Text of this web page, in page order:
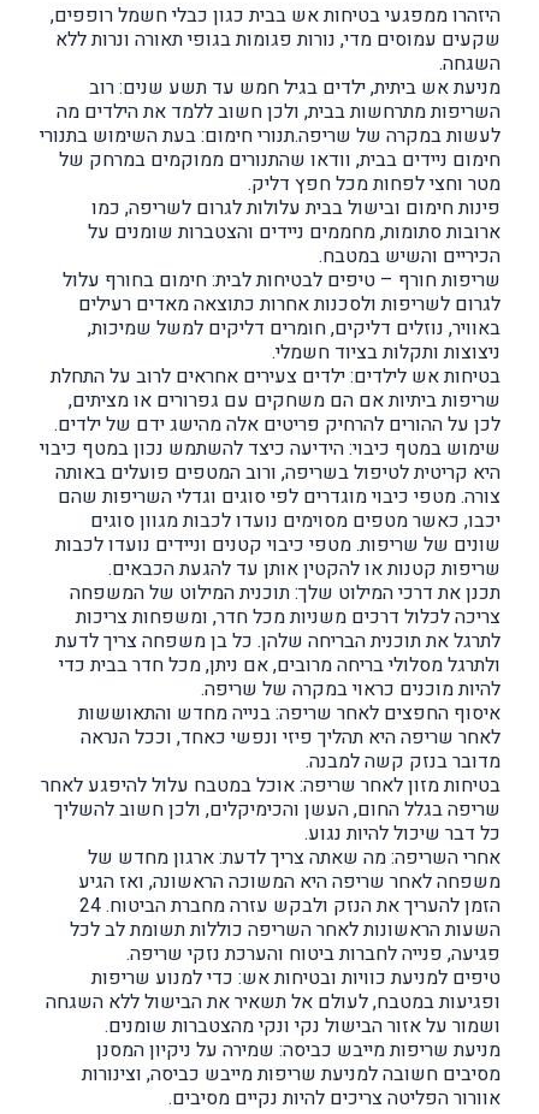
היזהרו ממפגעי בטיחות אש בבית כגון כבלי חשמל רופפים,
שקעים עמוסים מדי, נורות פגומות בגופי תאורה ונרות ללא
השגחה.
מניעת אש ביתית, ילדים בגיל חמש עד תשע שנים: רוב
השריפות מתרחשות בבית, ולכן חשוב ללמד את הילדים מה
לעשות במקרה של שריפה.תנורי חימום: בעת השימוש בתנורי
חימום ניידים בבית, וודאו שהתנורים ממוקמים במרחק של
מטר וחצי לפחות מכל חפץ דליק.
פינות חימום ובישול בבית עלולות לגרום לשריפה, כמו
ארובות סתומות, מחממים ניידים והצטברות שומנים על
הכיריים והשיש במטבח.
שריפות חורף – טיפים לבטיחות לבית: חימום בחורף עלול
לגרום לשריפות ולסכנות אחרות כתוצאה מאדים רעילים
באוויר, נוזלים דליקים, חומרים דליקים למשל שמיכות,
ניצוצות ותקלות בציוד חשמלי.
בטיחות אש לילדים: ילדים צעירים אחראים לרוב על התחלת
שריפות ביתיות אם הם משחקים עם גפרורים או מציתים,
לכן על ההורים להרחיק פריטים אלה מהישג ידם של ילדים.
שימוש במטף כיבוי: הידיעה כיצד להשתמש נכון במטף כיבוי
היא קריטית לטיפול בשריפה, ורוב המטפים פועלים באותה
צורה. מטפי כיבוי מוגדרים לפי סוגים וגדלי השריפות שהם
יכבו, כאשר מטפים מסוימים נועדו לכבות מגוון סוגים
שונים של שריפות. מטפי כיבוי קטנים וניידים נועדו לכבות
שריפות קטנות או להקטין אותן עד להגעת הכבאים.
תכנן את דרכי המילוט שלך: תוכנית המילוט של המשפחה
צריכה לכלול דרכים משניות מכל חדר, ומשפחות צריכות
לתרגל את תוכנית הבריחה שלהן. כל בן משפחה צריך לדעת
ולתרגל מסלולי בריחה מרובים, אם ניתן, מכל חדר בבית כדי
להיות מוכנים כראוי במקרה של שריפה.
איסוף החפצים לאחר שריפה: בנייה מחדש והתאוששות
לאחר שריפה היא תהליך פיזי ונפשי כאחד, וככל הנראה
מדובר בנזק קשה למבנה.
בטיחות מזון לאחר שריפה: אוכל במטבח עלול להיפגע לאחר
שריפה בגלל החום, העשן והכימיקלים, ולכן חשוב להשליך
כל דבר שיכול להיות נגוע.
אחרי השריפה: מה שאתה צריך לדעת: ארגון מחדש של
משפחה לאחר שריפה היא המשוכה הראשונה, ואז הגיע
הזמן להעריך את הנזק ולבקש עזרה מחברת הביטוח. 24
השעות הראשונות לאחר השריפה כוללות תשומת לב לכל
פגיעה, פנייה לחברות ביטוח והערכת נזקי שריפה.
טיפים למניעת כוויות ובטיחות אש: כדי למנוע שריפות
ופגיעות במטבח, לעולם אל תשאיר את הבישול ללא השגחה
ושמור על אזור הבישול נקי ונקי מהצטברות שומנים.
מניעת שריפות מייבש כביסה: שמירה על ניקיון המסנן
מסיבים חשובה למניעת שריפות מייבש כביסה, וצינורות
אוורור הפליטה צריכים להיות נקיים מסיבים.